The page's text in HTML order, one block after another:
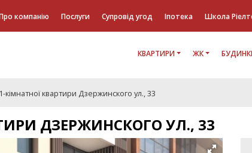
компанію Послуги Супровід угод Іпотека Школа
КВАРТИРИ ЖК
кімнатної квартири Дзержинского ул., 33
ДЗЕРЖИНСКОГО УЛ., 33